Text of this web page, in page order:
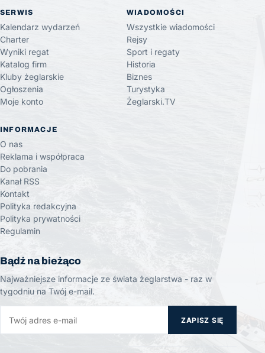
SERWIS
Kalendarz wydarzeń
Charter
Wyniki regat
Katalog firm
Kluby żeglarskie
Ogłoszenia
Moje konto
WIADOMOŚCI
Wszystkie wiadomości
Rejsy
Sport i regaty
Historia
Biznes
Turystyka
Żeglarski.TV
INFORMACJE
O nas
Reklama i współpraca
Do pobrania
Kanał RSS
Kontakt
Polityka redakcyjna
Polityka prywatności
Regulamin
Bądź na bieżąco
Najważniejsze informacje ze świata żeglarstwa - raz w
tygodniu na Twój e-mail.
ZAPISZ SIĘ